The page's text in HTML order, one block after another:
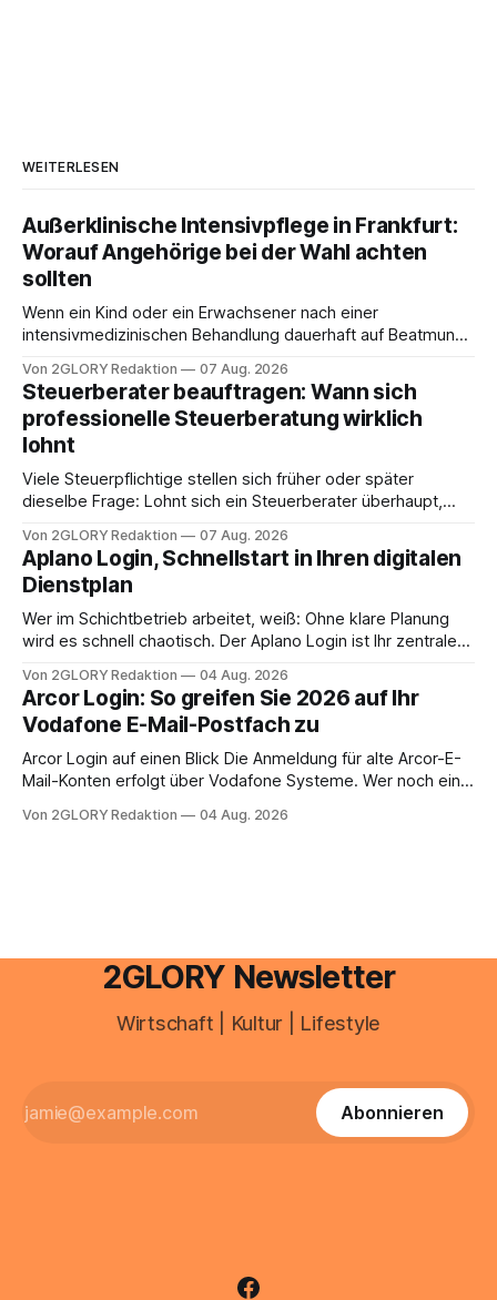
WEITERLESEN
Außerklinische Intensivpflege in Frankfurt:
Worauf Angehörige bei der Wahl achten
sollten
Wenn ein Kind oder ein Erwachsener nach einer
intensivmedizinischen Behandlung dauerhaft auf Beatmung
angewiesen ist, stellt sich für Familien eine schwierige
Frage: Muss die Versorgung dauerhaft in der Klinik bleiben –
oder ist ein Leben zu Hause möglich? Die außerklinische
Intensivpflege bietet genau diese Alternative: Sie
Von 2GLORY Redaktion 07 Aug. 2026
Steuerberater beauftragen: Wann sich
professionelle Steuerberatung wirklich
lohnt
Viele Steuerpflichtige stellen sich früher oder später
dieselbe Frage: Lohnt sich ein Steuerberater überhaupt,
erledigen? Die kurze Antwort: Bei einfachen
Einkommensverhältnissen reicht häufig eine Steuersoftware
aus – sobald jedoch mehrere Einkunftsarten
zusammentreffen oder größere finanzielle Veränderungen
anstehen, zahlt sich professionelle Unterstützung meist
Von 2GLORY Redaktion 07 Aug. 2026
Aplano Login, Schnellstart in Ihren digitalen
Dienstplan
Wer im Schichtbetrieb arbeitet, weiß: Ohne klare Planung
wird es schnell chaotisch. Der Aplano Login ist Ihr zentraler
abwesenheiten und die gesamte kommunikation rund um
Ihr personal digital zu organisieren. In diesem Leitfaden
erfahren Sie alles, was Sie für einen reibungslosen Einstieg
brauchen, von der Registrierung
Von 2GLORY Redaktion 04 Aug. 2026
Arcor Login: So greifen Sie 2026 auf Ihr
Vodafone E-Mail-Postfach zu
Arcor Login auf einen Blick Die Anmeldung für alte Arcor-E-
Mail-Konten erfolgt über Vodafone Systeme. Wer noch eine
besitzt, loggt sich heute über das Vodafone E-Mail & Cloud
Von 2GLORY Redaktion 04 Aug. 2026
2GLORY Newsletter
Wirtschaft | Kultur | Lifestyle
Abonnieren